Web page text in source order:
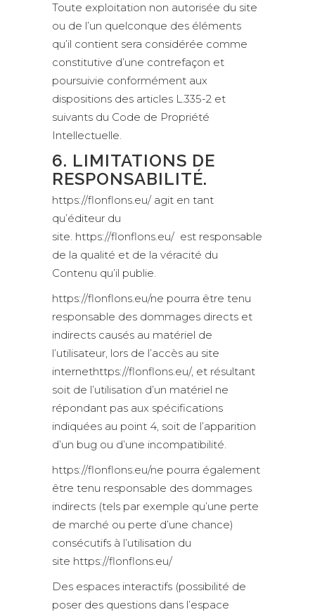
Toute exploitation non autorisée du site
ou de l’un quelconque des éléments
qu’il contient sera considérée comme
constitutive d’une contrefaçon et
poursuivie conformément aux
dispositions des articles L.335-2 et
suivants du Code de Propriété
Intellectuelle.
6. LIMITATIONS DE
RESPONSABILITÉ.
https://flonflons.eu/ agit en tant
qu’éditeur du
site. https://flonflons.eu/ est responsable
de la qualité et de la véracité du
Contenu qu’il publie.
https://flonflons.eu/ne pourra être tenu
responsable des dommages directs et
indirects causés au matériel de
l’utilisateur, lors de l’accès au site
internethttps://flonflons.eu/, et résultant
soit de l’utilisation d’un matériel ne
répondant pas aux spécifications
indiquées au point 4, soit de l’apparition
d’un bug ou d’une incompatibilité.
https://flonflons.eu/ne pourra également
être tenu responsable des dommages
indirects (tels par exemple qu’une perte
de marché ou perte d’une chance)
consécutifs à l’utilisation du
site https://flonflons.eu/
Des espaces interactifs (possibilité de
poser des questions dans l’espace